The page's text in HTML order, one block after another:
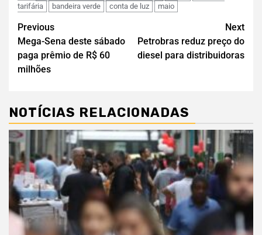
tarifária
bandeira verde conta de luz maio
Previous
Mega-Sena deste sábado
paga prêmio de R$ 60
milhões
Next
Petrobras reduz preço do
diesel para distribuidoras
NOTÍCIAS RELACIONADAS